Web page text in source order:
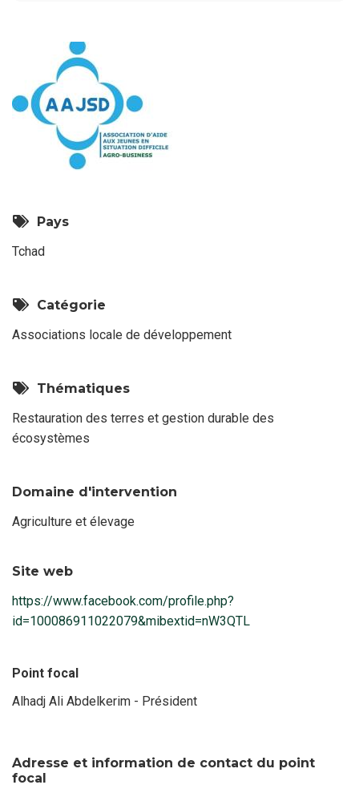
Pays
Tchad
Catégorie
Associations locale de développement
Thématiques
Restauration des terres et gestion durable des
écosystèmes
Domaine d'intervention
Agriculture et élevage
Site web
https://www.facebook.com/profile.php?
id=100086911022079&mibextid=nW3QTL
Point focal
Nom
focal
Alhadj Ali Abdelkerim - Président
Adresse et information de contact du point
focal